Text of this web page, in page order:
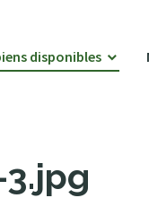
disponibles